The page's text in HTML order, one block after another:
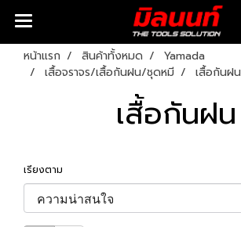
หน้าแรก สินค้าทั้งหมด
Yamada
เสื้อจราจร/เสื้อกันฝน/ชุดหมี
เสื้อกันฝน
เสื้อกันฝน
เรียงตาม